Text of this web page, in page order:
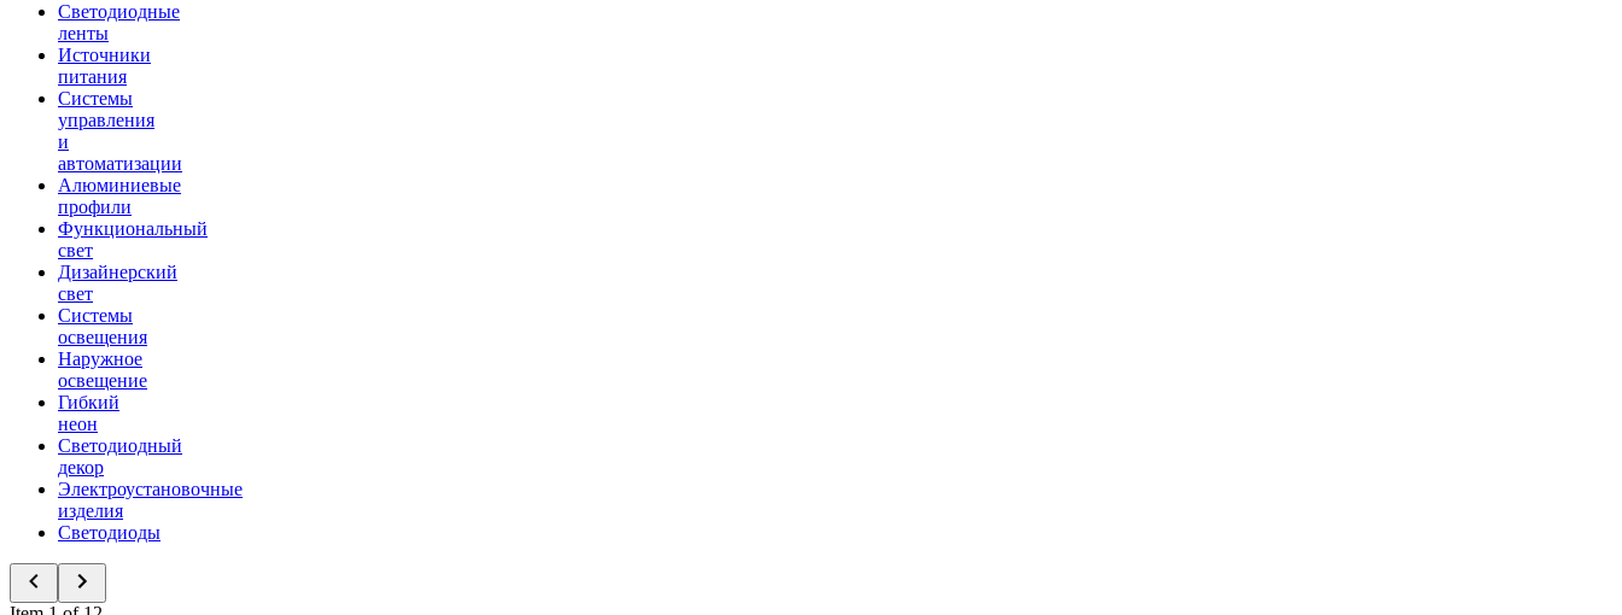
Светодиодные
ленты
Источники
питания
Системы
управления
и
автоматизации
Алюминиевые
профили
Функциональный
свет
Дизайнерский
свет
Системы
освещения
Наружное
освещение
Гибкий
неон
Светодиодный
декор
Электроустановочные
изделия
Светодиоды